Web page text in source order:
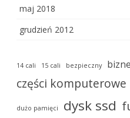
maj 2018
grudzień 2012
14 cali 15 cali bezpieczny
części komputerowe
dużo pamięci dysk ssd